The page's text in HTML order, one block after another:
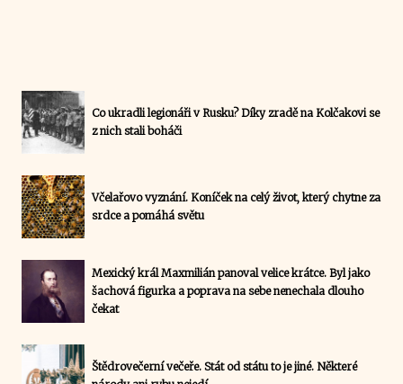
Co ukradli legionáři v Rusku? Díky zradě na Kolčakovi se
z nich stali boháči
Včelařovo vyznání. Koníček na celý život, který chytne za
srdce a pomáhá světu
Mexický král Maxmilián panoval velice krátce. Byl jako
šachová figurka a poprava na sebe nenechala dlouho
čekat
Štědrovečerní večeře. Stát od státu to je jiné. Některé